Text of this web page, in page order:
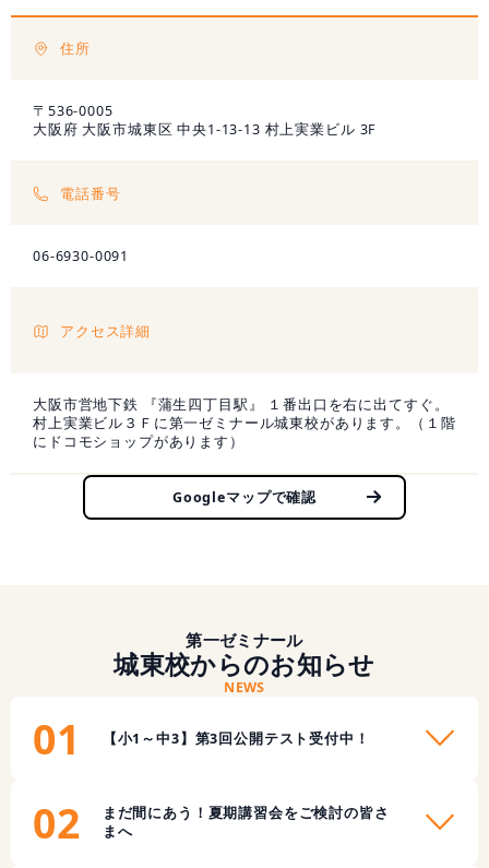
住所
〒536-0005
大阪府 大阪市城東区 中央1-13-13 村上実業ビル 3F
電話番号
06-6930-0091
アクセス詳細
大阪市営地下鉄 『蒲生四丁目駅』 １番出口を右に出てすぐ。
村上実業ビル３Ｆに第一ゼミナール城東校があります。（１階
にドコモショップがあります）
Googleマップで確認
第一ゼミナール
城東校からのお知らせ
NEWS
01 【小1～中3】第3回公開テスト受付中！
02
まだ間にあう！夏期講習会をご検討の皆さ
まへ